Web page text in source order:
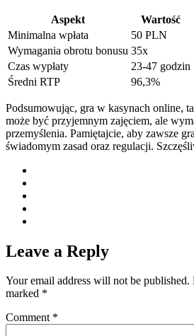
Aspekt
Wartość
Minimalna wpłata
50 PLN
Wymagania obrotu bonusu 35x
Czas wypłaty
23-47 godzin
Średni RTP
96,3%
Podsumowując, gra w kasynach online,
może być przyjemnym zajęciem, ale
przemyślenia. Pamiętajcie, aby zawsze
świadomym zasad oraz regulacji.
Leave a Reply
Your email address will not be published.
marked *
Comment *